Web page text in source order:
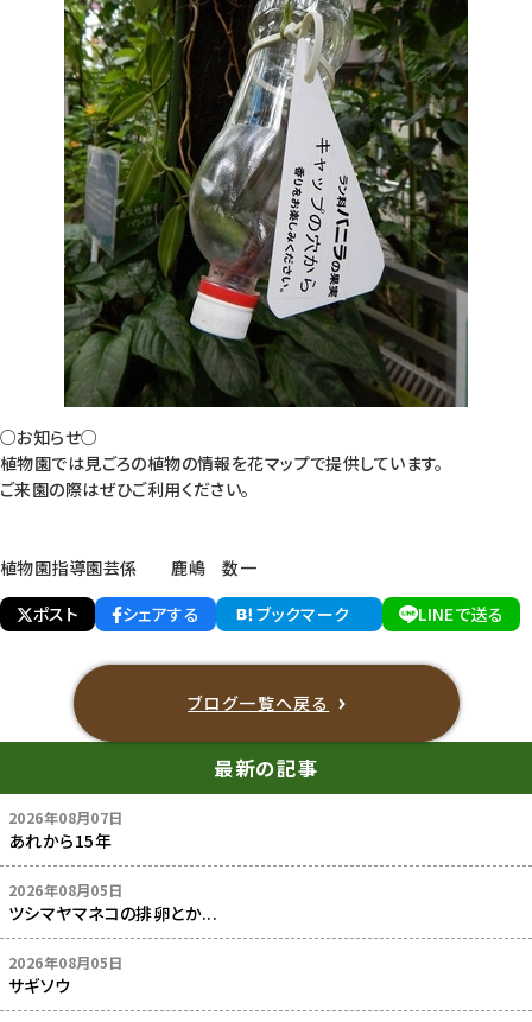
○お知らせ○
植物園では見ごろの植物の情報を花マップで提供しています。
ご来園の際はぜひご利用ください。
植物園指導園芸係 鹿嶋 数一
ポスト
シェアする ブックマーク LINEで送る
ブログ一覧へ戻る
最新の記事
2026年08月07日
あれから15年
2026年08月05日
ツシマヤマネコの排卵とか...
2026年08月05日
サギソウ